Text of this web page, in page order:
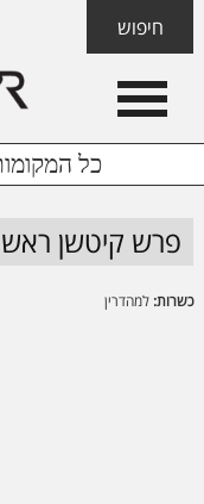
כל
Skip
links
content
footer
חיפוש
Header
Left
פרש קיטשן
כשרות: למהדרין